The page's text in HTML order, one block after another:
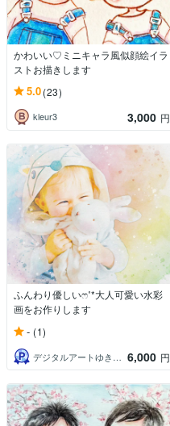
かわいい♡ミニキャラ風似顔絵イラ
ストお描きします
5.0(23)
kleur3 3,000 円
ふんわり優しいෆ˚*大人可愛い水彩
画をお作りします
- (1)
デジタルアートゆきうさぎ 6,000 円